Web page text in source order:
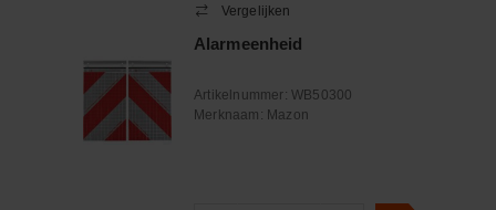
Vergelijken
Alarmeenheid
Artikelnummer: WB50300
Merknaam: Mazon